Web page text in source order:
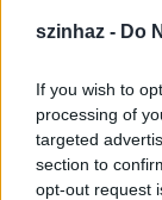
szinhaz - Do
If you wish to
processing of
targeted
section to
opt-out request
tartalommal
a valódi